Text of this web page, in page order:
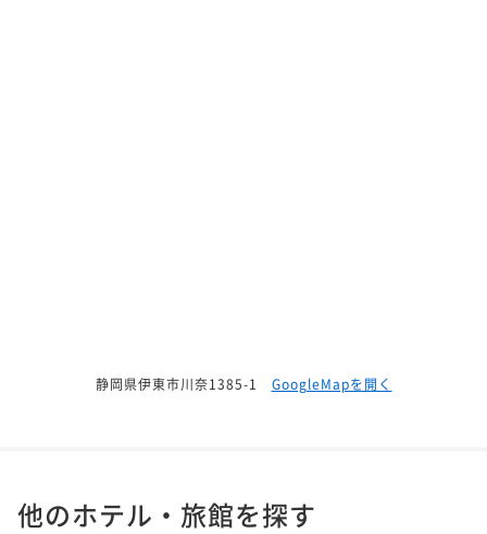
静岡県伊東市川奈1385-1 GoogleMapを開く
他のホテル・旅館を探す